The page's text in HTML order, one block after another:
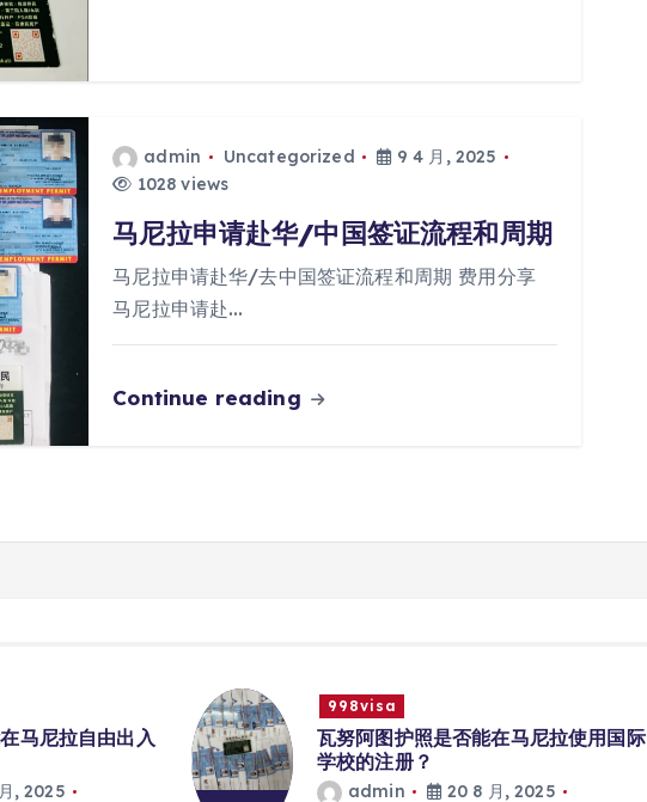
admin Uncategorized
9 4 月, 2025
1028 views
马尼拉申请赴华/中国签证流程和周期
马尼拉申请赴华/去中国签证流程和周期 费用分享
马尼拉申请赴…
Continue reading
马尼拉自由出入
, 2025
998visa
瓦努阿图护照是否能在马尼拉使用国际
学校的注册？
admin 20 8 月, 2025